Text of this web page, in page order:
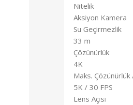
Nitelik
Aksiyon Kamera
Su Geçirmezlik
33 m
Çözünürlük
4K
Maks. Çözünürlük
5K / 30 FPS
Lens Açısı